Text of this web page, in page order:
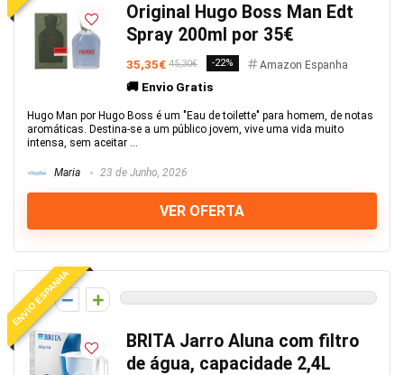
Original Hugo Boss Man Edt
Spray 200ml por 35€
35,35€ 45,30€ -22% Amazon Espanha
🚚 Envio Gratis
Hugo Man por Hugo Boss é um "Eau de toilette" para homem, de notas
aromáticas. Destina-se a um público jovem, vive uma vida muito
intensa, sem aceitar ...
Maria 23 de Junho, 2026
VER OFERTA
ENVIO ESPANHA
0
BRITA Jarro Aluna com filtro
de água, capacidade 2,4L